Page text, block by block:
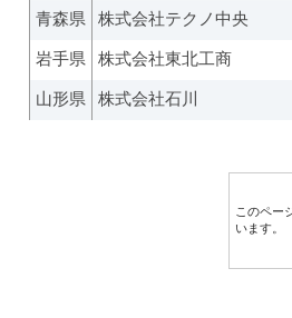
青森県 株式会社テクノ中央
岩手県 株式会社東北工商
山形県 株式会社石川
このペー
います。